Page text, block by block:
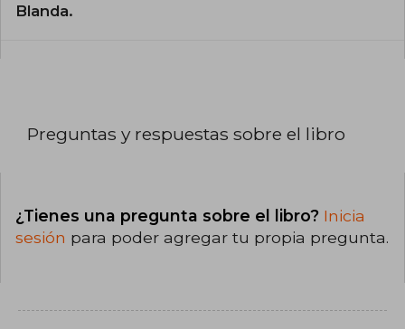
Blanda.
Preguntas y respuestas sobre el libro
¿Tienes una pregunta sobre el libro? Inicia
sesión para poder agregar tu propia pregunta.